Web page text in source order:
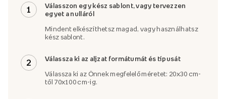
1
Válasszon egy kész sablont, vagy tervezzen
egyet a nulláról
Mindent elkészíthetsz magad, vagy használhatsz
kész sablont.
2 Válassza ki az aljzat formátumát és típusát
Válassza ki az Önnek megfelelő méretet: 20x30 cm-
től 70x100 cm-ig.